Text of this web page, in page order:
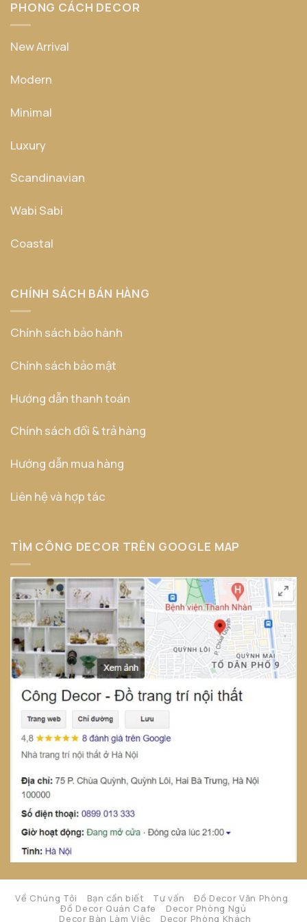
PHONG CÁCH DECOR
New Arrival
Modern
Minimal
Luxury
Scandinavian
Wabi Sabi
Coastal
CHÍNH SÁCH BÁN HÀNG
Chính sách bảo hành
Chính sách bảo mật
Hướng dẫn thanh toán
Chính sách đổi & trả hàng
Hướng dẫn mua hàng
Liên hệ và hợp tác
TÌM CÔNG DECOR TRÊN GOOGLE MAP
Về Chúng Tôi Bạn cần biết Tư vấn
Đồ Decor Văn Phòng
Đồ Decor Quán Cafe
Decor Phòng Ngủ
Decor Bàn Làm Việc
Decor Phòng Khách